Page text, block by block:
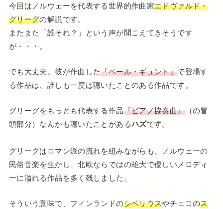
今回はノルウェーを代表する世界的作曲家エドヴァルド・
グリーグの解説です。
またまた「誰それ？」という声が聞こえてきそうです
が・・・。
でも大丈夫。彼が作曲した『ペール・ギュント』で登場す
る作品は、誰しも一度は聴いたことのある作品です。
グリーグをもっとも代表する作品『ピアノ協奏曲』（の冒
頭部分）なんかも聴いたことがあるハズです。
グリーグはロマン派の流れを組みながらも、ノルウェーの
民俗音楽を生かし、北欧ならではの雄大で優しいメロディ
ーに溢れる作品を多く残しました。
そういう意味で、フィンランドのシベリウスやチェコのス